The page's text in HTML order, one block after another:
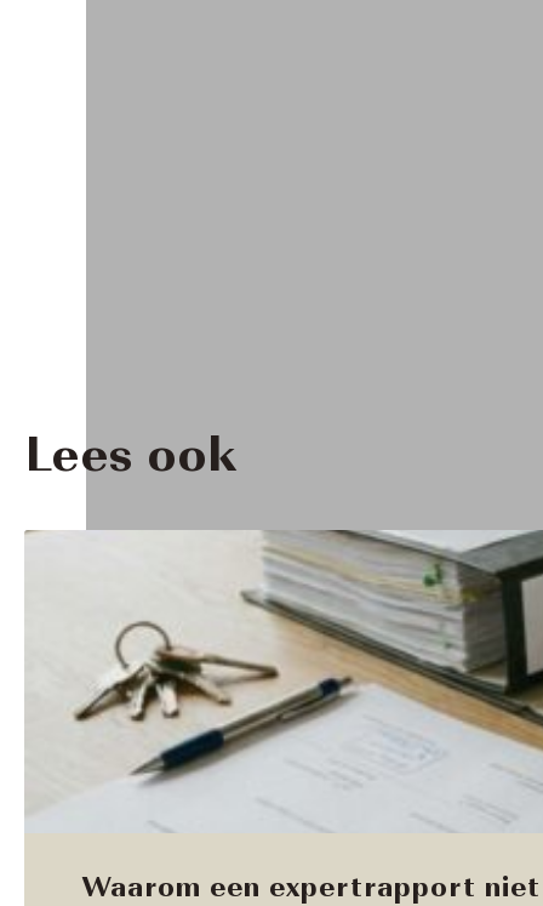
Lees ook
Waarom een expertrapport